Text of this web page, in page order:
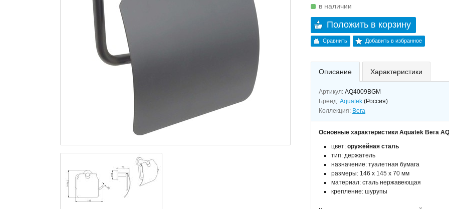
в наличии
Положить в корзину
Сравнить Добавить в избранное
Описание Характеристики
Артикул: AQ4009BGM
Бренд: Aquatek (Россия)
Коллекция: Вега
Основные характеристики Aquatek Вега
цвет: оружейная сталь
тип: держатель
назначение: туалетная бумага
размеры: 146 х 145 х 70 мм
материал: сталь нержавеющая
крепление: шурупы